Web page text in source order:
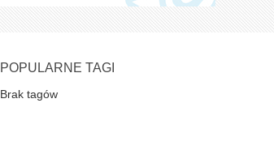
POPULARNE TAGI
Brak tagów